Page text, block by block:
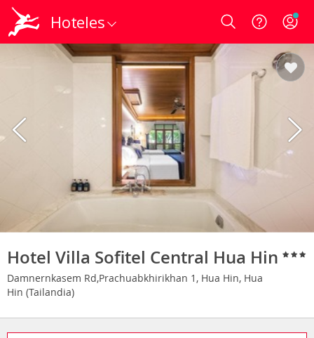
Hoteles Login
Hotel Villa Sofitel Central Hua Hin
Damnernkasem Rd,Prachuabkhirikhan 1, Hua Hin, Hua
Hin (Tailandia)